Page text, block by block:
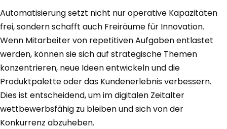
Automatisierung setzt nicht nur operative Kapazitäten
frei, sondern schafft auch Freiräume für Innovation.
Wenn Mitarbeiter von repetitiven Aufgaben entlastet
werden, können sie sich auf strategische Themen
konzentrieren, neue Ideen entwickeln und die
Produktpalette oder das Kundenerlebnis verbessern.
Dies ist entscheidend, um im digitalen Zeitalter
wettbewerbsfähig zu bleiben und sich von der
Konkurrenz abzuheben.